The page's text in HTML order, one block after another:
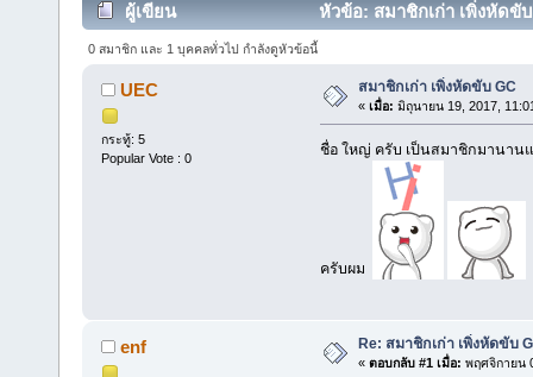
ผู้เขียน หัวข้อ: สมาชิกเก่า เพิ่งหัดขั
0 สมาชิก และ 1 บุคคลทั่วไป กำลังดูหัวข้อนี้
UEC
กระทู้: 5
Popular Vote : 0
สมาชิกเก่า เพิ่งหัดขับ GC
« เมื่อ: มิถุนายน 19, 2017,
ชื่อ ใหญ่ ครับ เป็นสมาชิกมานาน
ครับผม
enf Re: สมาชิกเก่า เพิ่งหัดขับ
« ตอบกลับ #1 เมื่อ: พฤศจิกายน